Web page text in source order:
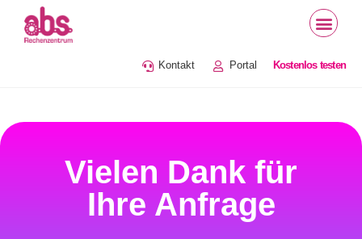
Kontakt Portal Kostenlos testen
Vielen Dank für
Ihre Anfrage